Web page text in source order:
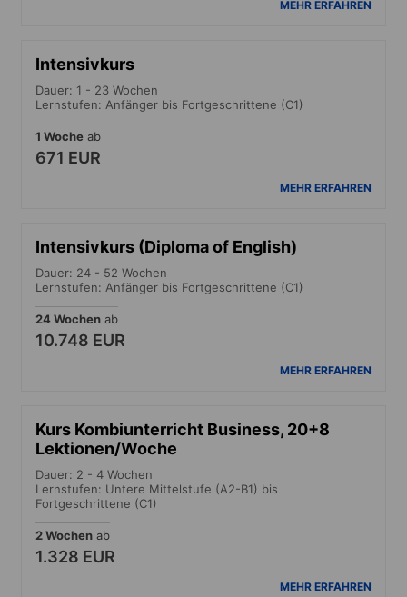
MEHR ERFAHREN
Intensivkurs
Dauer: 1 - 23 Wochen
Lernstufen: Anfänger bis Fortgeschrittene (C1)
1 Woche ab
671 EUR
MEHR ERFAHREN
Intensivkurs (Diploma of English)
Dauer: 24 - 52 Wochen
Lernstufen: Anfänger bis Fortgeschrittene (C1)
24 Wochen ab
10.748 EUR
MEHR ERFAHREN
Kurs Kombiunterricht Business, 20+8
Lektionen/Woche
Dauer: 2 - 4 Wochen
Lernstufen: Untere Mittelstufe (A2-B1) bis
Fortgeschrittene (C1)
2 Wochen ab
1.328 EUR
MEHR ERFAHREN